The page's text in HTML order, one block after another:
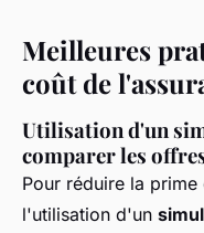
Meilleures
coût de
Utilisation d'un
comparer les
Pour réduire la
l'utilisation d'un